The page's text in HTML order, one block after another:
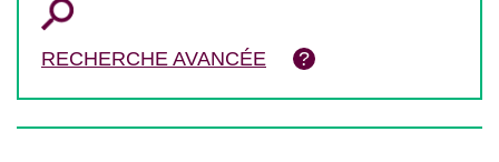
RECHERCHE AVANCÉE